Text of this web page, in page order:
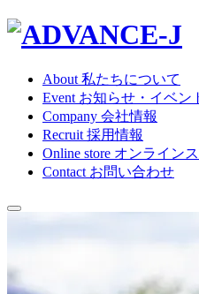
About 私たちについて
Event お知らせ・イベン
Company 会社情報
Recruit 採用情報
Online store オンライン
Contact お問い合わせ